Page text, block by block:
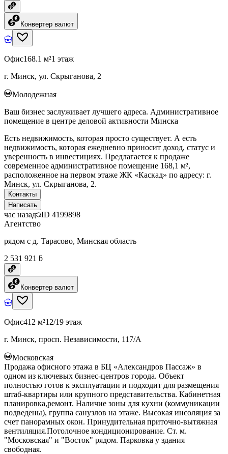
Конвертер валют
Офис168.1 м²1 этаж
г. Минск, ул. Скрыганова, 2
Молодежная
Ваш бизнес заслуживает лучшего адреса. Административное
помещение в центре деловой активности Минска
Есть недвижимость, которая просто существует. А есть
недвижимость, которая ежедневно приносит доход, статус и
уверенность в инвестициях. Предлагается к продаже
современное административное помещение 168,1 м²,
расположенное на первом этаже ЖК «Каскад» по адресу: г.
Минск, ул. Скрыганова, 2.
Контакты
Написать
час назад ID 4199898
Агентство
рядом с д. Тарасово, Минская область
2 531 921 ƃ
Конвертер валют
Офис412 м²12/19 этаж
г. Минск, просп. Независимости, 117/А
Московская
Продажа офисного этажа в БЦ «Александров Пассаж» в
одном из ключевых бизнес-центров города. Объект
полностью готов к эксплуатации и подходит для размещения
штаб-квартиры или крупного представительства. Кабинетная
планировка,ремонт. Наличие зоны для кухни (коммуникации
подведены), группа санузлов на этаже. Высокая инсоляция за
счет панорамных окон. Принудительная приточно-вытяжная
вентиляция.Потолочное кондиционирование. Ст. м.
"Московская" и "Восток" рядом. Парковка у здания
свободная.